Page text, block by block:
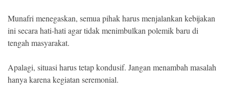
Munafri menegaskan, semua pihak harus menjalankan kebijakan
ini secara hati-hati agar tidak menimbulkan polemik baru di
tengah masyarakat.
Apalagi, situasi harus tetap kondusif. Jangan menambah masalah
hanya karena kegiatan seremonial.